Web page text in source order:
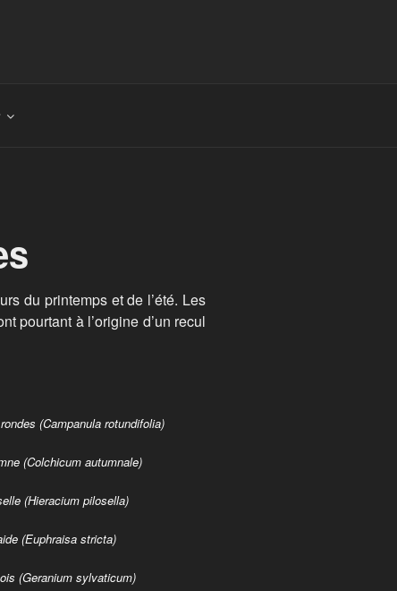
du printemps et de l’été. Les
pourtant à l’origine d’un recul
(Campanula rotundifolia)
(Colchicum autumnale)
(Hieracium pilosella)
(Euphraisa stricta)
(Geranium sylvaticum)